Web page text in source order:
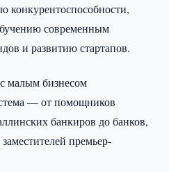
конкурентоспособности,
современным
и развитию стартапов.
малым бизнесом
— от помощников
банкиров до банков,
премьер-